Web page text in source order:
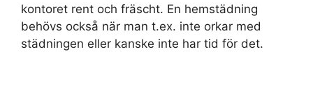
kontoret rent och fräscht. En hemstädning
behövs också när man t.ex. inte orkar med
städningen eller kanske inte har tid för det.